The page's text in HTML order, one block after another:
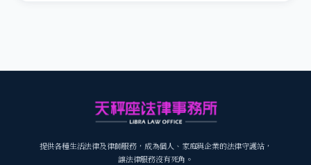
提供各種生活法律及律師服務，成為個人、家庭與企業的法律守護站，
讓法律服務沒有死角。